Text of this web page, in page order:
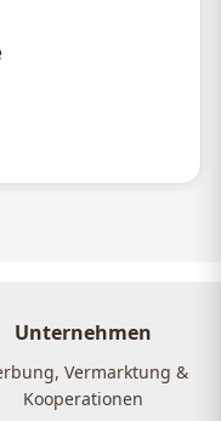
Unternehmen
Vermarktung &
Kooperationen